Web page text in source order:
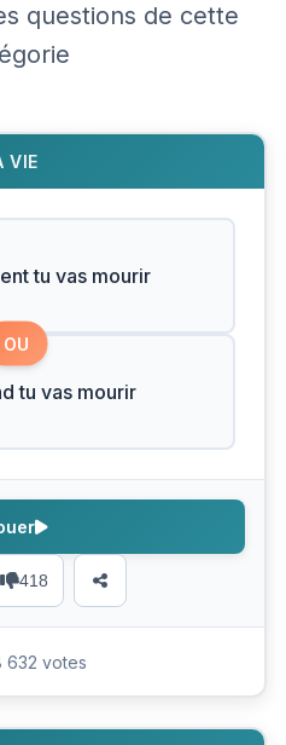
questions de cette
VIE
tu vas mourir
OU
tu vas mourir
418
632 votes